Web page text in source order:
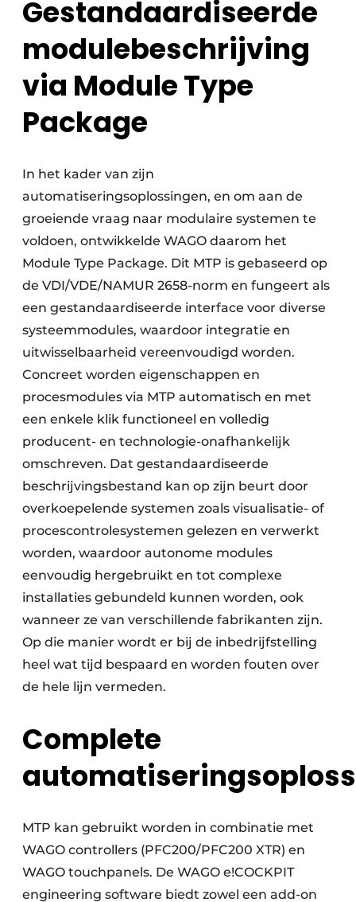
Gestandaardiseerde
modulebeschrijving
via Module Type
Package
In het kader van zijn
automatiseringsoplossingen, en om aan de
groeiende vraag naar modulaire systemen te
voldoen, ontwikkelde WAGO daarom het
Module Type Package. Dit MTP is gebaseerd op
de VDI/VDE/NAMUR 2658-norm en fungeert als
een gestandaardiseerde interface voor diverse
systeemmodules, waardoor integratie en
uitwisselbaarheid vereenvoudigd worden.
Concreet worden eigenschappen en
procesmodules via MTP automatisch en met
een enkele klik functioneel en volledig
producent- en technologie-onafhankelijk
omschreven. Dat gestandaardiseerde
beschrijvingsbestand kan op zijn beurt door
overkoepelende systemen zoals visualisatie- of
procescontrolesystemen gelezen en verwerkt
worden, waardoor autonome modules
eenvoudig hergebruikt en tot complexe
installaties gebundeld kunnen worden, ook
wanneer ze van verschillende fabrikanten zijn.
Op die manier wordt er bij de inbedrijfstelling
heel wat tijd bespaard en worden fouten over
de hele lijn vermeden.
Complete
MTP kan gebruikt worden in combinatie met
WAGO controllers (PFC200/PFC200 XTR) en
WAGO touchpanels. De WAGO e!COCKPIT
engineering software biedt zowel een add-on